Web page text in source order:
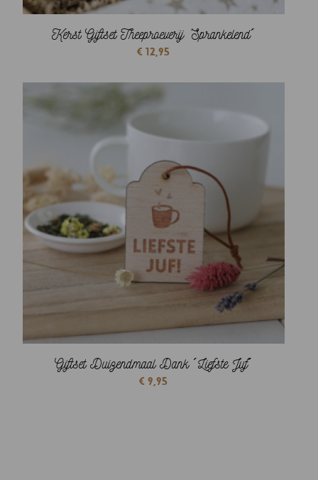
Kerst Giftset Theeproeverij ‘Sprankelend´
€ 12,95
Giftset Duizendmaal Dank ´Liefste Juf´
€ 9,95